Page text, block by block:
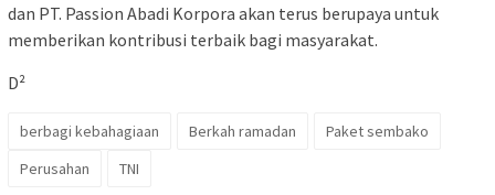
dan PT. Passion Abadi Korpora akan terus berupaya untuk
memberikan kontribusi terbaik bagi masyarakat.
D²
berbagi kebahagiaan Berkah ramadan
Paket sembako
Perusahan
TNI